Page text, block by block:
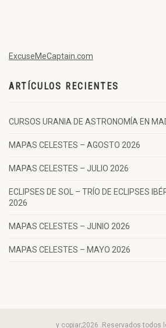
ExcuseMeCaptain.com
ARTÍCULOS RECIENTES
CURSOS URANIA DE ASTRONOMÍA EN
MAPAS CELESTES – AGOSTO 2026
MAPAS CELESTES – JULIO 2026
ECLIPSES DE SOL – TRÍO DE ECLIPSES
2026
MAPAS CELESTES – JUNIO 2026
MAPAS CELESTES – MAYO 2026
y copiar;2026 .Reservados todos